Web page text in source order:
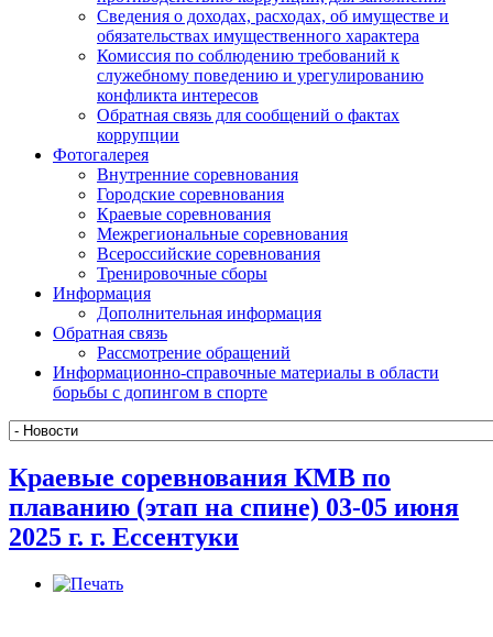
Сведения о доходах, расходах, об имуществе и
обязательствах имущественного характера
Комиссия по соблюдению требований к
служебному поведению и урегулированию
конфликта интересов
Обратная связь для сообщений о фактах
коррупции
Фотогалерея
Внутренние соревнования
Городские соревнования
Краевые соревнования
Межрегиональные соревнования
Всероссийские соревнования
Тренировочные сборы
Информация
Дополнительная информация
Обратная связь
Рассмотрение обращений
Информационно-справочные материалы в области
борьбы с допингом в спорте
Краевые соревнования КМВ по
плаванию (этап на спине) 03-05 июня
2025 г. г. Ессентуки